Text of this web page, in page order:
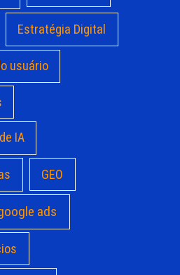
Estratégia Digital
usuário
IA
GEO
ads